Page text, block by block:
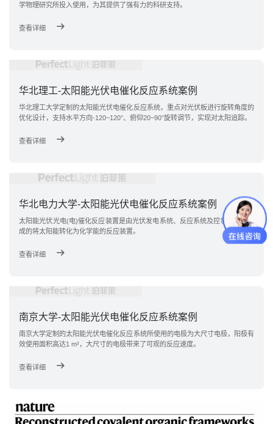
学物理研究所投入使用，为其提供了强有力的科研支持。
查看详细
华北理工-太阳能光伏电催化反应系统案例
华北理工大学定制的太阳能光伏电催化反应系统，重点对光伏板进行旋转角度的
优化设计，支持水平方向-120~120°、俯仰20~90°旋转调节，实现对太阳追踪。
查看详细
华北电力大学-太阳能光伏电催化反应系统案例
太阳能光伏光电(电)催化反应装置是由光伏发电系统、反应系统及控制系统等组
成的将太阳能转化为化学能的反应装置。
查看详细
南京大学-太阳能光伏电催化反应系统案例
南京大学定制的太阳能光伏电催化反应系统所使用的电极为大尺寸电极，阳极有
效使用面积高达1 m²，大尺寸的电极带来了可观的反应速度。
查看详细